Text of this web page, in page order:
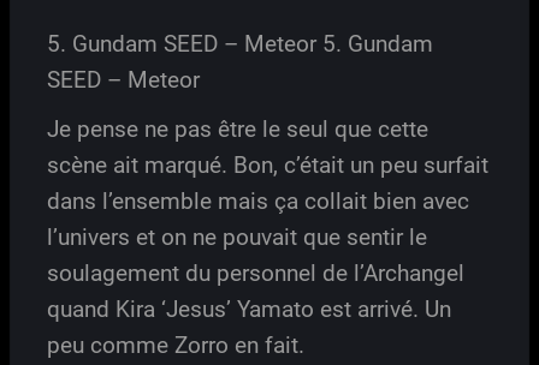
5. Gundam SEED – Meteor 5. Gundam
SEED – Meteor
Je pense ne pas être le seul que cette
scène ait marqué. Bon, c’était un peu surfait
dans l’ensemble mais ça collait bien avec
l’univers et on ne pouvait que sentir le
soulagement du personnel de l’Archangel
quand Kira ‘Jesus’ Yamato est arrivé. Un
peu comme Zorro en fait.